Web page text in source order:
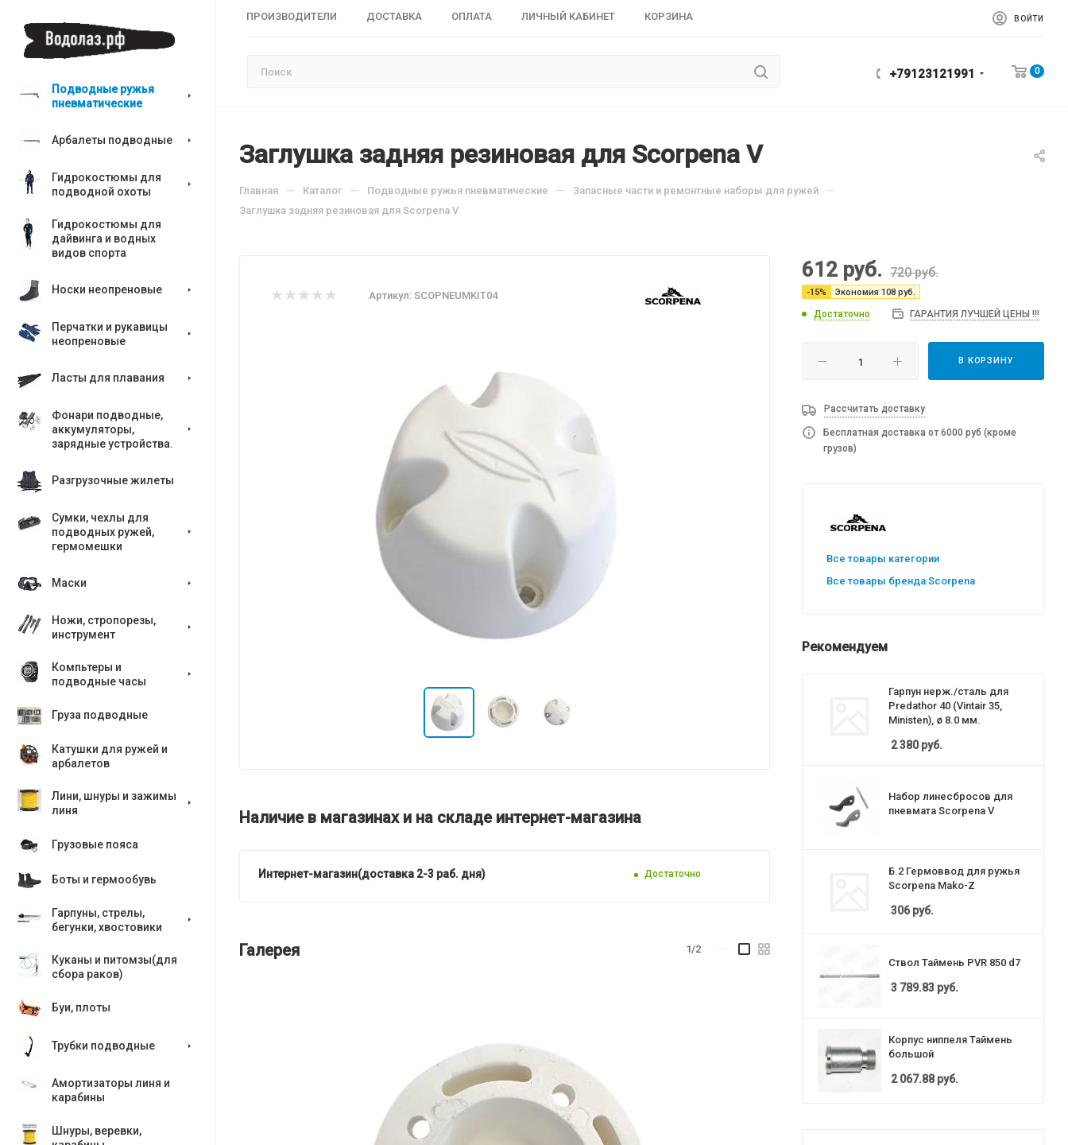
ПРОИЗВОДИТЕЛИ ДОСТАВКА ОПЛАТА ЛИЧНЫЙ КАБИНЕТ КОРЗИНА ВОЙТИ
+79123121991 0
Подводные ружья
пневматические
Арбалеты подводные
Гидрокостюмы для
подводной охоты
Гидрокостюмы для
дайвинга и водных
видов спорта
Носки неопреновые
Перчатки и рукавицы
неопреновые
Ласты для плавания
Фонари подводные,
аккумуляторы,
зарядные устройства.
Разгрузочные жилеты
Сумки, чехлы для
подводных ружей,
гермомешки
Маски
Ножи, стропорезы,
инструмент
Компьтеры и
подводные часы
Груза подводные
Катушки для ружей и
арбалетов
Лини, шнуры и зажимы
линя
Грузовые пояса
Боты и гермообувь
Гарпуны, стрелы,
бегунки, хвостовики
Куканы и питомзы(для
сбора раков)
Буи, плоты
Трубки подводные
Амортизаторы линя и
карабины
Шнуры, веревки,
Заглушка задняя резиновая для Scorpena V
Главная — Каталог — Подводные ружья пневматические — Запасные части и ремонтные наборы для ружей —
Заглушка задняя резиновая для Scorpena V
Артикул: SCOPNEUMKIT04
Наличие в магазинах и на складе интернет-магазина
Интернет-магазин(доставка 2-3 раб. дня) Достаточно
Галерея 1/2
612 руб. 720руб.
-15% Экономия 108 руб.
Достаточно ГАРАНТИЯ ЛУЧШЕЙ ЦЕНЫ !!!
В КОРЗИНУ
Рассчитать доставку
Бесплатная доставка от 6000 руб (кроме
грузов)
Все товары категории
Все товары бренда Scorpena
Рекомендуем
Гарпун нерж./сталь для
Predathor 40 (Vintair 35,
Ministen), ø 8.0 мм.
2 380руб.
Набор линесбросов для
пневмата Scorpena V
Б.2 Гермоввод для ружья
Scorpena Mako-Z
306руб.
Ствол Таймень PVR 850 d7
3 789.83 руб.
Корпус ниппеля Таймень
большой
2 067.88руб.